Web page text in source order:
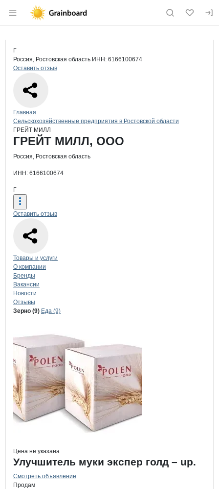
Раздел навигации по сайту
Страница компании
Страница компании
Краткая информация о компании
Г
Россия, Ростовская область ИНН: 6166100674
Оставить отзыв
Навигация по сайту
Главная
Сельскохозяйственные предприятия в Ростовской области
ГРЕЙТ МИЛЛ
Основная информация о компании
ГРЕЙТ МИЛЛ, ООО
Россия, Ростовская область
ИНН: 6166100674
Г
Оставить отзыв
Навигация по странице
Товары и услуги
О компании
Бренды
Вакансии
Новости
Отзывы
Продукция
Навигация по продуктам
Зерно (9) Еда (9)
Цена не указана
Улучшитель муки экспер голд – up.
Смотреть объявление
Продам